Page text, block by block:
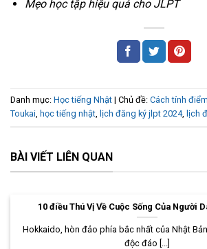
Mẹo học tập hiệu quả cho JLPT
Danh mục: Học tiếng Nhật | Chủ đề: Cách tính
Toukai, học tiếng nhật, lịch đăng ký jlpt 2024, lịch
BÀI VIẾT LIÊN QUAN
10 điều Thú Vị Về Cuộc Sống Của Người
Hokkaido, hòn đảo phía bắc nhất của Nhật
độc đáo [...]